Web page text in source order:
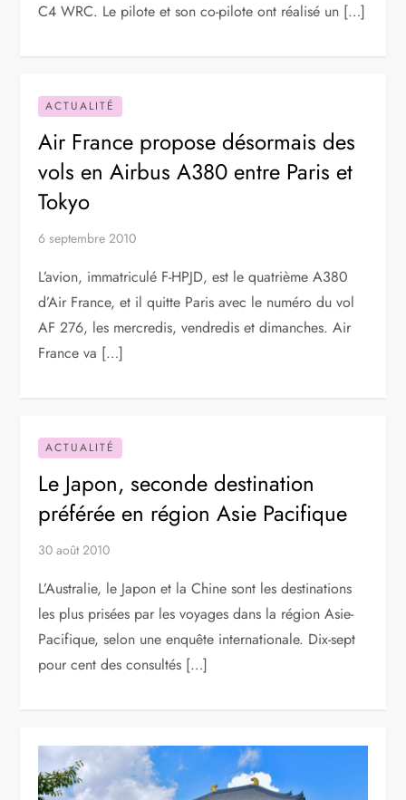
C4 WRC. Le pilote et son co-pilote ont réalisé un […]
ACTUALITÉ
Air France propose désormais des
vols en Airbus A380 entre Paris et
Tokyo
6 septembre 2010
L’avion, immatriculé F-HPJD, est le quatrième A380
d’Air France, et il quitte Paris avec le numéro du vol
AF 276, les mercredis, vendredis et dimanches. Air
France va […]
ACTUALITÉ
Le Japon, seconde destination
préférée en région Asie Pacifique
30 août 2010
L’Australie, le Japon et la Chine sont les destinations
les plus prisées par les voyages dans la région Asie-
Pacifique, selon une enquête internationale. Dix-sept
pour cent des consultés […]